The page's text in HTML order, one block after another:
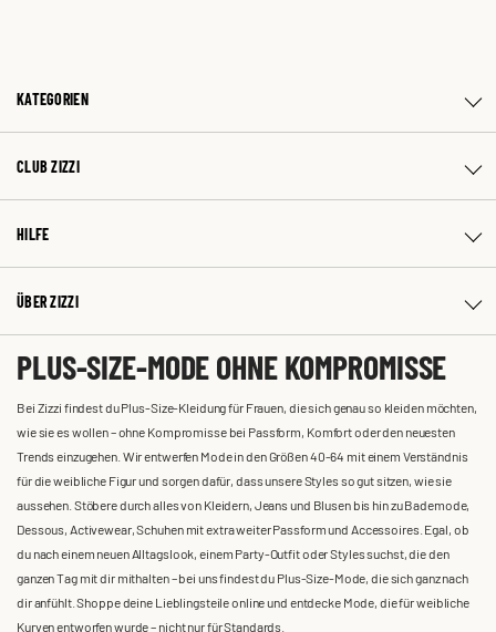
KATEGORIEN
CLUB ZIZZI
HILFE
ÜBER ZIZZI
PLUS-SIZE-MODE OHNE KOMPROMISSE
Bei Zizzi findest du Plus-Size-Kleidung für Frauen, die sich genau so kleiden möchten,
wie sie es wollen – ohne Kompromisse bei Passform, Komfort oder den neuesten
Trends einzugehen. Wir entwerfen Mode in den Größen 40-64 mit einem Verständnis
für die weibliche Figur und sorgen dafür, dass unsere Styles so gut sitzen, wie sie
aussehen. Stöbere durch alles von Kleidern, Jeans und Blusen bis hin zu Bademode,
Dessous, Activewear, Schuhen mit extra weiter Passform und Accessoires. Egal, ob
du nach einem neuen Alltagslook, einem Party-Outfit oder Styles suchst, die den
ganzen Tag mit dir mithalten – bei uns findest du Plus-Size-Mode, die sich ganz nach
dir anfühlt. Shoppe deine Lieblingsteile online und entdecke Mode, die für weibliche
Kurven entworfen wurde – nicht nur für Standards.